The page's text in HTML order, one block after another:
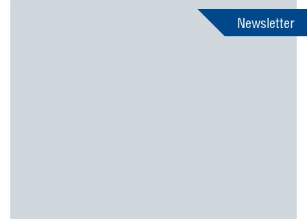
Newsletter